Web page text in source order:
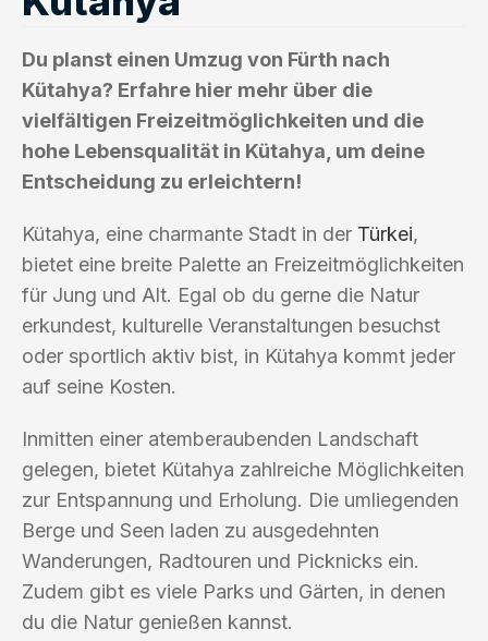
Du planst einen Umzug von Fürth nach
Kütahya? Erfahre hier mehr über die
vielfältigen Freizeitmöglichkeiten und die
hohe Lebensqualität in Kütahya, um deine
Entscheidung zu erleichtern!
Kütahya, eine charmante Stadt in der Türkei,
bietet eine breite Palette an Freizeitmöglichkeiten
für Jung und Alt. Egal ob du gerne die Natur
erkundest, kulturelle Veranstaltungen besuchst
oder sportlich aktiv bist, in Kütahya kommt jeder
auf seine Kosten.
Inmitten einer atemberaubenden Landschaft
gelegen, bietet Kütahya zahlreiche Möglichkeiten
zur Entspannung und Erholung. Die umliegenden
Berge und Seen laden zu ausgedehnten
Wanderungen, Radtouren und Picknicks ein.
Zudem gibt es viele Parks und Gärten, in denen
du die Natur genießen kannst.